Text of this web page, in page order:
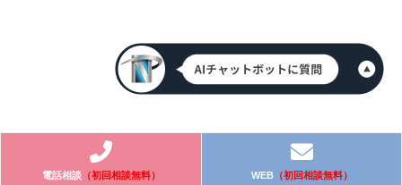
電話相談（初回相談無料） WEB（初回相談無料）